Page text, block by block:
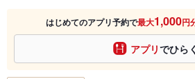
はじめてのアプリ予約で最大1,000円
アプリでひらく